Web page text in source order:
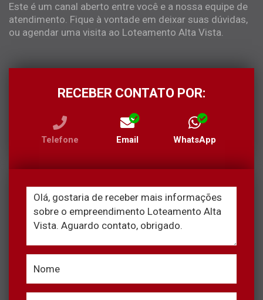
Este é um canal aberto entre você e a nossa equipe de
atendimento. Fique à vontade em deixar suas dúvidas,
ou agendar uma visita ao Loteamento Alta Vista.
RECEBER CONTATO POR:
Telefone Email WhatsApp